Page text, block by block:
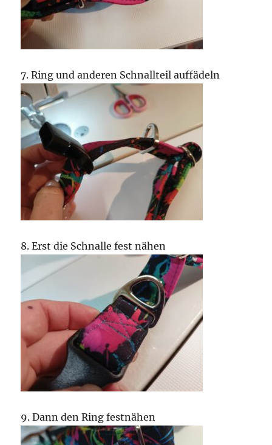
7. Ring und anderen Schnallteil auffädeln
8. Erst die Schnalle fest nähen
9. Dann den Ring festnähen